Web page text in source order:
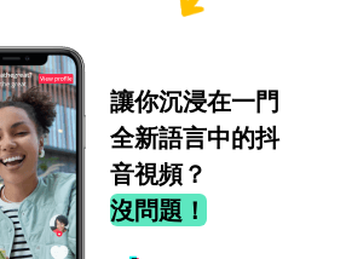
讓你沉浸在一門
全新語言中的抖
音視頻？
沒問題！